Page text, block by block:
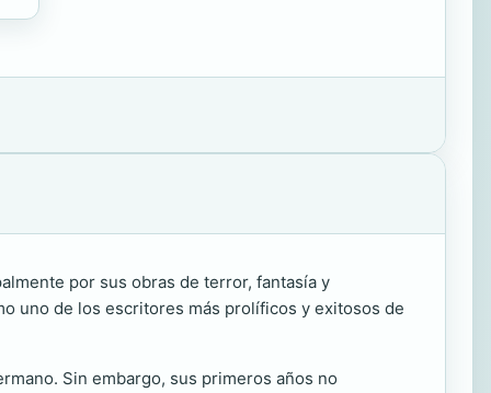
por sus obras de terror, fantasía y
uno de los escritores más prolíficos y exitosos de
Sin embargo, sus primeros años no